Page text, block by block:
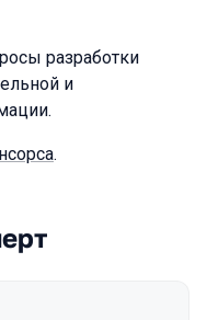
разработки
и
.
2020 Moscow